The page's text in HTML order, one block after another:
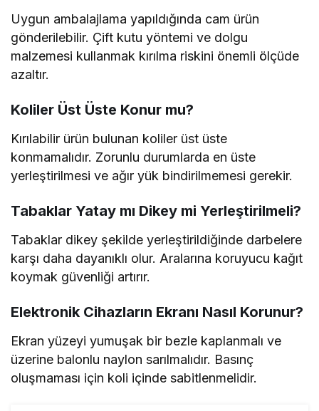
Uygun ambalajlama yapıldığında cam ürün
gönderilebilir. Çift kutu yöntemi ve dolgu
malzemesi kullanmak kırılma riskini önemli ölçüde
azaltır.
Koliler Üst Üste Konur mu?
Kırılabilir ürün bulunan koliler üst üste
konmamalıdır. Zorunlu durumlarda en üste
yerleştirilmesi ve ağır yük bindirilmemesi gerekir.
Tabaklar Yatay mı Dikey mi Yerleştirilmeli?
Tabaklar dikey şekilde yerleştirildiğinde darbelere
karşı daha dayanıklı olur. Aralarına koruyucu kağıt
koymak güvenliği artırır.
Elektronik Cihazların Ekranı Nasıl Korunur?
Ekran yüzeyi yumuşak bir bezle kaplanmalı ve
üzerine balonlu naylon sarılmalıdır. Basınç
oluşmaması için koli içinde sabitlenmelidir.